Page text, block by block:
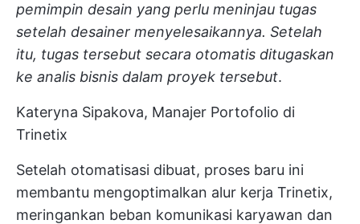
pemimpin desain yang perlu meninjau tugas
setelah desainer menyelesaikannya. Setelah
itu, tugas tersebut secara otomatis ditugaskan
ke analis bisnis dalam proyek tersebut.
Kateryna Sipakova, Manajer Portofolio di
Trinetix
Setelah otomatisasi dibuat, proses baru ini
membantu mengoptimalkan alur kerja Trinetix,
meringankan beban komunikasi karyawan dan